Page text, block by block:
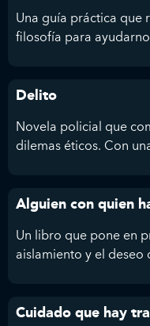
Una guía práctica que
filosofía para
Delito
Novela policial que
dilemas éticos. Con
Alguien con quien
Un libro que pone en
aislamiento y el deseo
Cuidado que hay